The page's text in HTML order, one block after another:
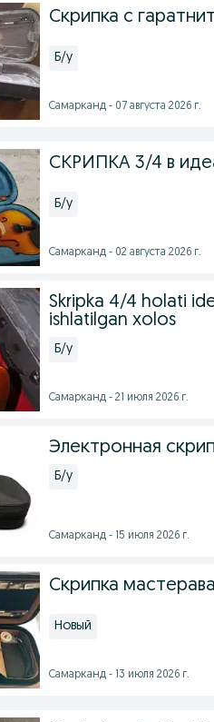
Скрипка с
Б/у
Самарканд - 07 августа 2026 г.
СКРИПКА 3/4 в
Б/у
Самарканд - 02 августа 2026 г.
Skripka 4/4 holati
ishlatilgan xolos
Б/у
Самарканд - 21 июля 2026 г.
Электронная
Б/у
Самарканд - 15 июля 2026 г.
Скрипка
Новый
Самарканд - 13 июля 2026 г.